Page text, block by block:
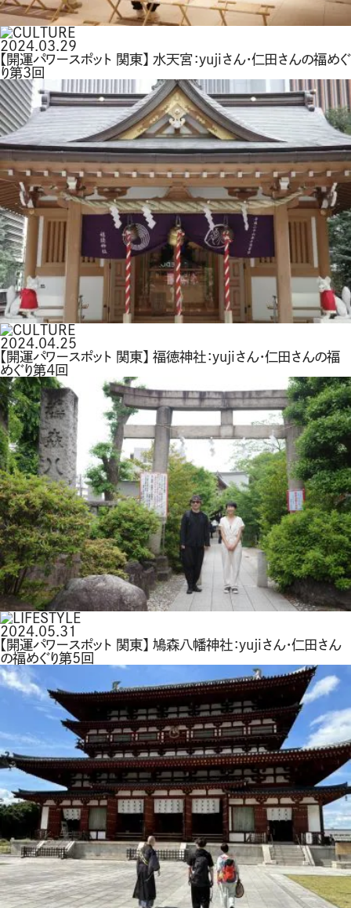
2024.03.29
【開運パワースポット 関東】 水天宮：yujiさん・仁田さんの福めぐ
り第3回
2024.04.25
【開運パワースポット 関東】 福徳神社：yujiさん・仁田さんの福
めぐり第４回
2024.05.31
【開運パワースポット 関東】 鳩森八幡神社：yujiさん・仁田さん
の福めぐり第５回